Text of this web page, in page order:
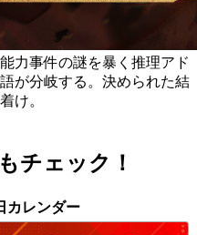
力事件の謎を暴く推理アド
が分岐する。決められた結
け。
チェック！
カレンダー